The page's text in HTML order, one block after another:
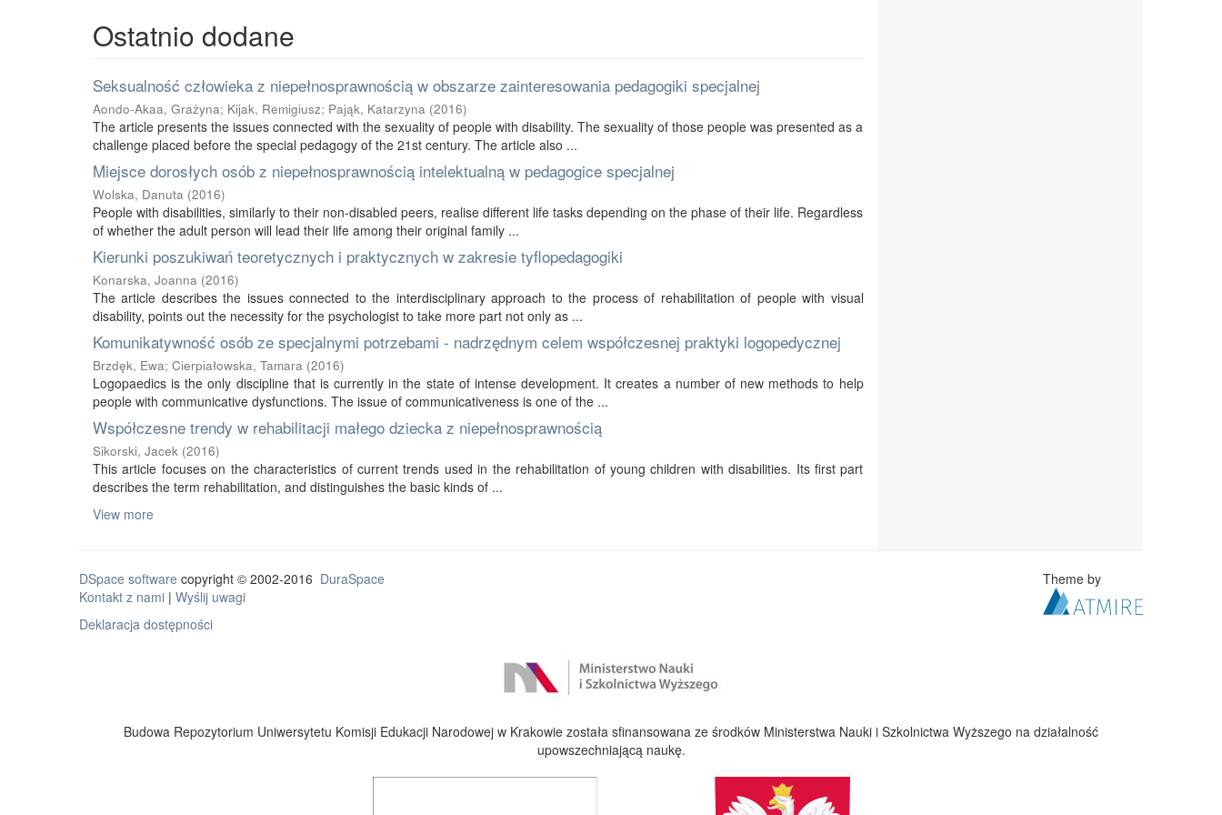
Ostatnio dodane
Seksualność człowieka z niepełnosprawnością w obszarze zainteresowania pedagogiki specjalnej
Aondo-Akaa, Grażyna; Kijak, Remigiusz; Pająk, Katarzyna (2016)
The article presents the issues connected with the sexuality of people with disability. The sexuality of those people was presented as a
challenge placed before the special pedagogy of the 21st century. The article also ...
Miejsce dorosłych osób z niepełnosprawnością intelektualną w pedagogice specjalnej
Wolska, Danuta (2016)
People with disabilities, similarly to their non-disabled peers, realise different life tasks depending on the phase of their life. Regardless
of whether the adult person will lead their life among their original family ...
Kierunki poszukiwań teoretycznych i praktycznych w zakresie tyflopedagogiki
Konarska, Joanna (2016)
The article describes the issues connected to the interdisciplinary approach to the process of rehabilitation of people with visual
disability, points out the necessity for the psychologist to take more part not only as ...
Komunikatywność osób ze specjalnymi potrzebami - nadrzędnym celem współczesnej praktyki logopedycznej
Brzdęk, Ewa; Cierpiałowska, Tamara (2016)
Logopaedics is the only discipline that is currently in the state of intense development. It creates a number of new methods to help
people with communicative dysfunctions. The issue of communicativeness is one of the ...
Współczesne trendy w rehabilitacji małego dziecka z niepełnosprawnością
Sikorski, Jacek (2016)
This article focuses on the characteristics of current trends used in the rehabilitation of young children with disabilities. Its first part
describes the term rehabilitation, and distinguishes the basic kinds of ...
View more
DSpace software copyright © 2002-2016 DuraSpace
Kontakt z nami | Wyślij uwagi
Deklaracja dostępności
Theme by
Budowa Repozytorium Uniwersytetu Komisji Edukacji Narodowej w Krakowie została sfinansowana ze środków Ministerstwa Nauki i Szkolnictwa Wyższego na działalność
upowszechniającą naukę.